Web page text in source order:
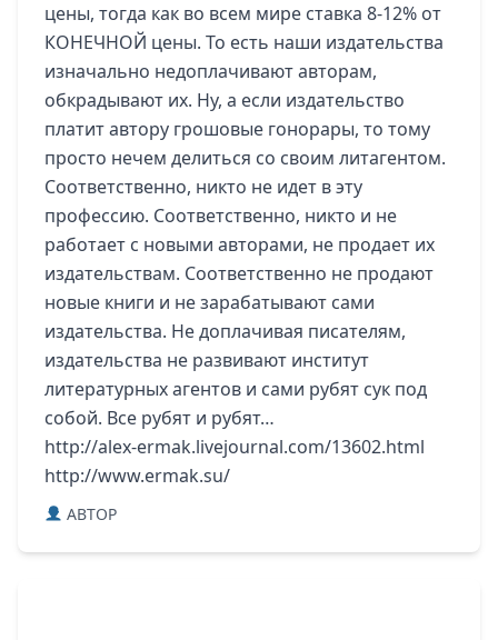
цены, тогда как во всем мире ставка 8-12% от
КОНЕЧНОЙ цены. То есть наши издательства
изначально недоплачивают авторам,
обкрадывают их. Ну, а если издательство
платит автору грошовые гонорары, то тому
просто нечем делиться со своим литагентом.
Соответственно, никто не идет в эту
профессию. Соответственно, никто и не
работает с новыми авторами, не продает их
издательствам. Соответственно не продают
новые книги и не зарабатывают сами
издательства. Не доплачивая писателям,
издательства не развивают институт
литературных агентов и сами рубят сук под
собой. Все рубят и рубят…
http://alex-ermak.livejournal.com/13602.html
http://www.ermak.su/
ABTOP